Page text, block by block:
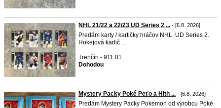
NHL 21/22 a 22/23 UD Series 2 ... - [6.8. 2026]
Predám karty / kartičky hráčov NHL. UD Series 2.
Hokejová kartič ...
Trenčín - 911 01
Dohodou
Mystery Packy Poké Peťo a Hith ... - [6.8. 2026]
Predám Mystery Packy Pokémon od výrobcu Poké